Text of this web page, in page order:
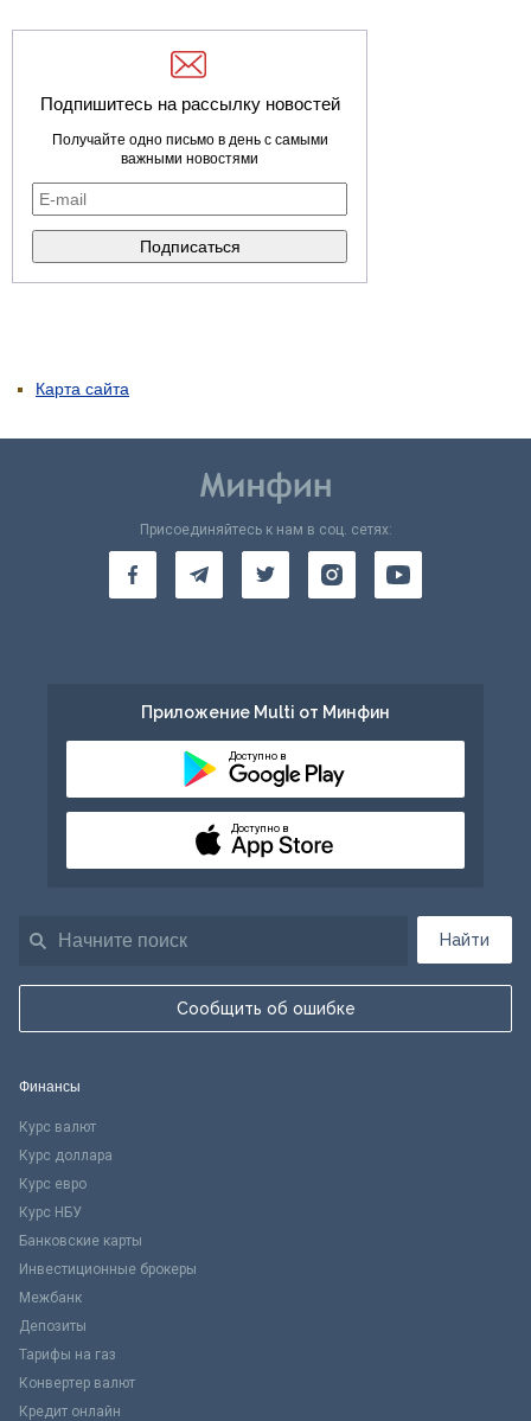
Подпишитесь на рассылку новостей
Получайте одно письмо в день с самыми
важными новостями
Карта сайта
Найти
Сообщить об ошибке
Присоединяйтесь к нам в соц. сетях:
Приложение Multi от Минфин
Доступно в
Доступно в
Финансы
Курс валют
Курс доллара
Курс евро
Курс НБУ
Банковские карты
Инвестиционные брокеры
Межбанк
Депозиты
Тарифы на газ
Конвертер валют
Кредит онлайн